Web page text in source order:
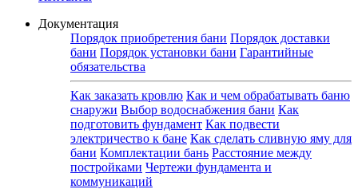
Документация
Порядок приобретения бани Порядок доставки
бани Порядок установки бани Гарантийные
обязательства
Как заказать кровлю Как и чем обрабатывать баню
снаружи Выбор водоснабжения бани Как
подготовить фундамент Как подвести
электричество к бане Как сделать сливную яму для
бани Комплектации бань Расстояние между
постройками Чертежи фундамента и
коммуникаций